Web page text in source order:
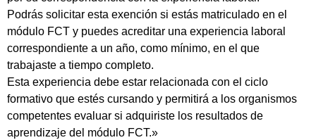
Podrás solicitar esta exención si estás matriculado en el
módulo FCT y puedes acreditar una experiencia laboral
correspondiente a un año, como mínimo, en el que
trabajaste a tiempo completo.
Esta experiencia debe estar relacionada con el ciclo
formativo que estés cursando y permitirá a los organismos
competentes evaluar si adquiriste los resultados de
aprendizaje del módulo FCT.»